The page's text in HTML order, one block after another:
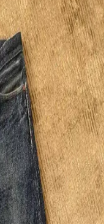
Denim: Geniş
denim pantolon olarak
manşet detayları ve
Denim: 14 Ay
Özellikleri
ay düzenli kullanımda
sunar. 21 ons ağırlığında
Warehouse,
Modellerinin